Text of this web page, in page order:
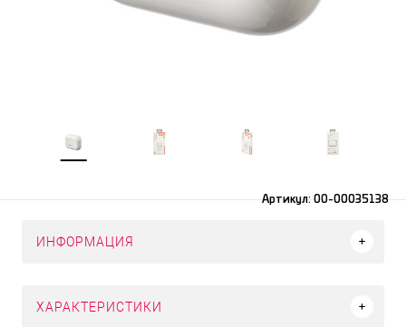
Артикул:00-00035138
ИНФОРМАЦИЯ
ХАРАКТЕРИСТИКИ